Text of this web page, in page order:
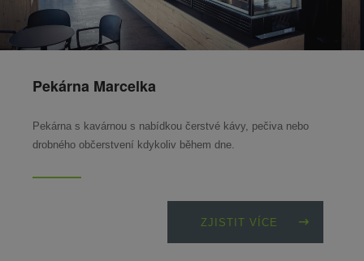
Pekárna Marcelka
Pekárna s kavárnou s nabídkou čerstvé kávy, pečiva nebo
drobného občerstvení kdykoliv během dne.
ZJISTIT VÍCE